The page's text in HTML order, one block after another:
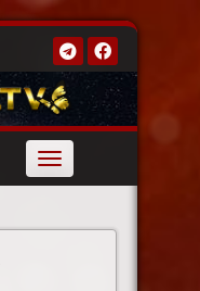
Toggle
navigation